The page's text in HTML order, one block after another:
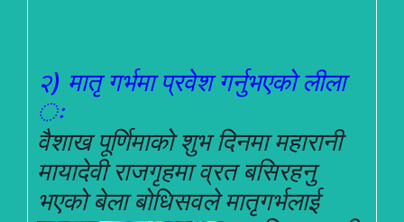
२) मातृ गर्भमा प्रवेश गर्नुभएको लीला
ः
वैशाख पूर्णिमाको शुभ दिनमा महारानी
मायादेवी राजगृहमा व्रत बसिरहनु
भएको बेला बोधिसवले मातृगर्भलाई